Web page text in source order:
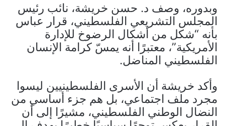
وبدوره، وصف د. حسن خريشة، نائب رئيس
المجلس التشريعي الفلسطيني، قرار عباس
بأنه “شكل من أشكال الرضوخ للإدارة
الأمريكية”، معتبرًا أنه يمسّ كرامة الإنسان
الفلسطيني المناضل.
وأكد خريشة أن الأسرى الفلسطينيين ليسوا
مجرد ملف اجتماعي، بل هم جزء أساسي من
النضال الوطني الفلسطيني، مشيرًا إلى أن